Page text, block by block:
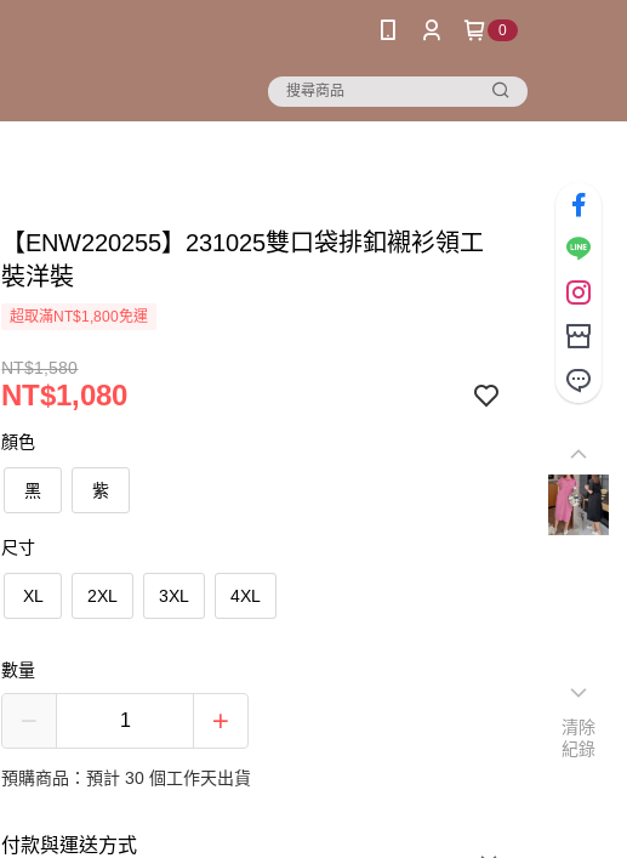
0
【ENW220255】231025雙口袋排釦襯衫領工
裝洋裝
超取滿NT$1,800免運
NT$1,580
NT$1,080
顏色
黑 紫
尺寸
XL 2XL 3XL 4XL
數量
預購商品：預計 30 個工作天出貨
付款與運送方式
清除
紀錄